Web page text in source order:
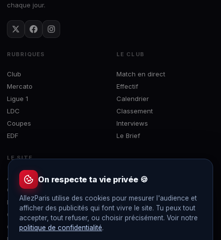
chaque jour.
RUBRIQUES
Club
Mercato
Ligue 1
LDC
Coupes
EDF
LE CLUB
Match en direct
Effectif
Calendrier
Classement
Interviews
Le Brief
LE SITE
À propos
Contact
Mentions légales
Confidentialité
Gérer les cookies
On respecte ta vie privée 🍪
AllezParis utilise des cookies pour mesurer l'audience et
afficher des publicités qui font vivre le site. Tu peux tout
accepter, tout refuser, ou choisir précisément. Voir notre
politique de confidentialité.